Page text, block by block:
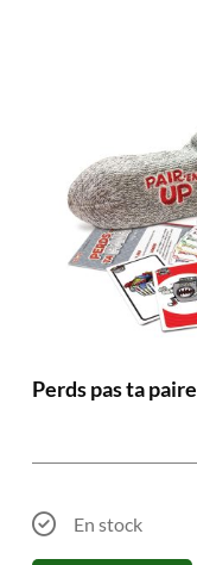
Perds pas ta paire
En stock